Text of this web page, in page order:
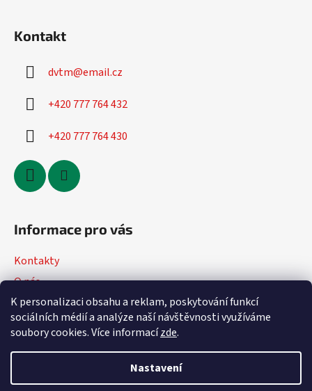
K personalizaci obsahu a reklam, poskytování funkcí
sociálních médií a analýze naší návštěvnosti využíváme
soubory cookies. Více informacízde.
Nastavení
Kontakt
dvtm@email.cz
+420 777 764 432
+420 777 764 430
Informace pro vás
Kontakty
O nás
Jak nakupovat
Obchodní podmínky